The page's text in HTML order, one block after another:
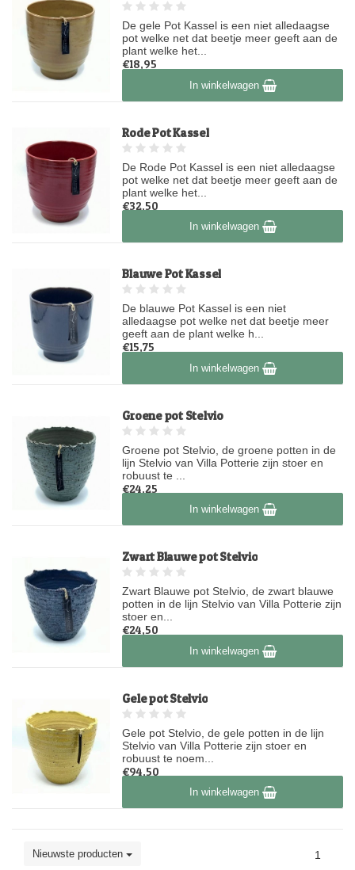
De gele Pot Kassel is een niet alledaagse
pot welke net dat beetje meer geeft aan de
plant welke het...
€18,95
Op voorraadIn winkelwagen
Rode Pot Kassel
De Rode Pot Kassel is een niet alledaagse
pot welke net dat beetje meer geeft aan de
plant welke het...
€32,50
Op voorraadIn winkelwagen
Blauwe Pot Kassel
De blauwe Pot Kassel is een niet
alledaagse pot welke net dat beetje meer
geeft aan de plant welke h...
€15,75
Op voorraadIn winkelwagen
Groene pot Stelvio
Groene pot Stelvio, de groene potten in de
lijn Stelvio van Villa Potterie zijn stoer en
robuust te ...
€24,25
Op voorraadIn winkelwagen
Zwart Blauwe pot Stelvio
Zwart Blauwe pot Stelvio, de zwart blauwe
potten in de lijn Stelvio van Villa Potterie zijn
stoer en...
€24,50
Op voorraadIn winkelwagen
Gele pot Stelvio
Gele pot Stelvio, de gele potten in de lijn
Stelvio van Villa Potterie zijn stoer en
robuust te noem...
€94,50
Op voorraadIn winkelwagen
Nieuwste producten 1